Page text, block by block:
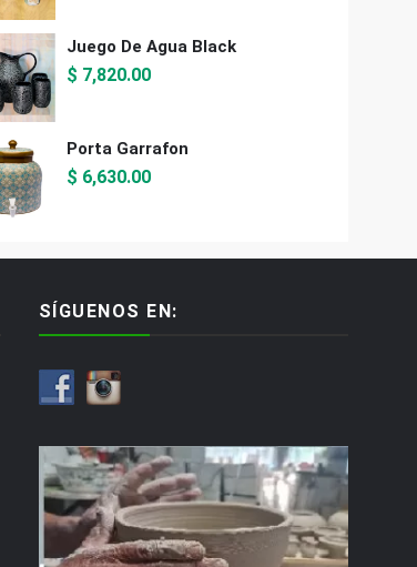
Juego De Agua Black
$ 7,820.00
Porta Garrafon
$ 6,630.00
SÍGUENOS EN: